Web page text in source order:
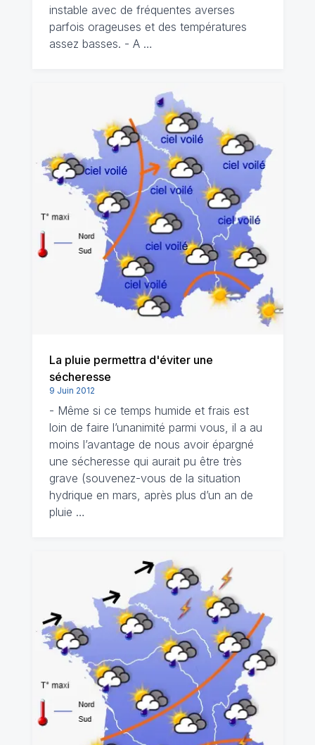
instable avec de fréquentes averses
parfois orageuses et des températures
assez basses. - A …
La pluie permettra d'éviter une
sécheresse
9 Juin 2012
- Même si ce temps humide et frais est
loin de faire l’unanimité parmi vous, il a au
moins l’avantage de nous avoir épargné
une sécheresse qui aurait pu être très
grave (souvenez-vous de la situation
hydrique en mars, après plus d’un an de
pluie …